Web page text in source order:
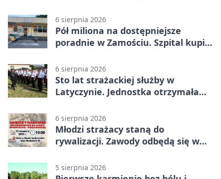
6 sierpnia 2026
Pół miliona na dostępniejsze
poradnie w Zamościu. Szpital kupi
6 sierpnia 2026
Sto lat strażackiej służby w
Latyczynie. Jednostka otrzymała
6 sierpnia 2026
Młodzi strażacy staną do
rywalizacji. Zawody odbędą się w
5 sierpnia 2026